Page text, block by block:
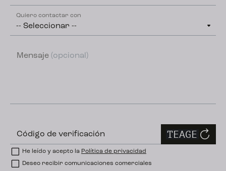
Quiero contactar con
Mensaje (opcional)
Código de verificación
He leído y acepto la Política de privacidad
Deseo recibir comunicaciones comerciales